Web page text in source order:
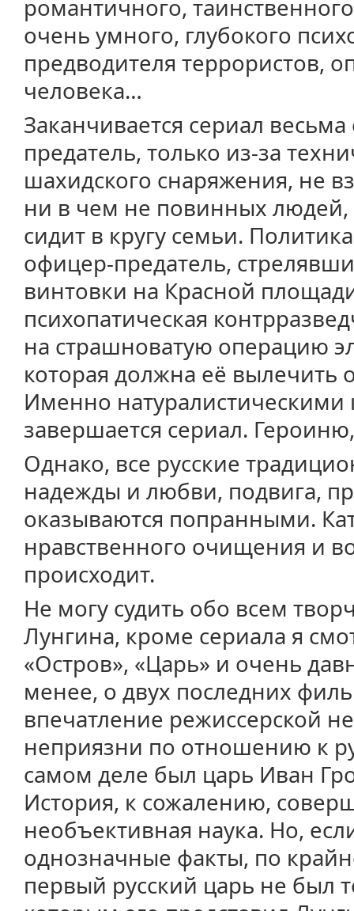
романтичного,
очень умного, глубокого
предводителя террористов,
человека…
Заканчивается сериал
предатель, только из-за
шахидского снаряжения, не
ни в чем не повинных
сидит в кругу семьи.
офицер-предатель,
винтовки на Красной
психопатическая
на страшноватую операцию
которая должна её вылечить
Именно
завершается сериал.
Однако, все русские
надежды и любви, подвига,
оказываются попранными.
нравственного очищения и
происходит.
Не могу судить обо всем
Лунгина, кроме сериала я
«Остров», «Царь» и очень
менее, о двух последних
впечатление режиссерской
неприязни по отношению к
самом деле был царь Иван
История, к сожалению,
необъективная наука. Но,
однозначные факты, по
первый русский царь не был